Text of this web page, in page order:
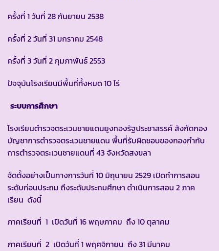
ครั้งที่ 1 วันที่ 28 กันยายน 2538
ครั้งที่ 2 วันที่ 31 มกราคม 2548
ครั้งที่ 3 วันที่ 2 กุมภาพันธ์ 2553
ปัจจุบันโรงเรียนมีพื้นที่ทั้งหมด 10 ไร่
ระบบการศึกษา
โรงเรียนตำรวจตระเวนชายแดนยูงทองรัฐประชาสรรค์ สังกัดกอง
บัญชาการตำรวจตระเวนชายแดน พื้นที่รับผิดชอบของกองกำกับ
การตำรวจตระเวนชายแดนที่ 43 จังหวัดสงขลา
จัดตั้งอย่างเป็นทางการวันที่ 10 มิถุนายน 2529 เปิดทำการสอน
ระดับก่อนประถม ถึงระดับประถมศึกษา ดำเนินการสอน 2 ภาค
เรียน ดังนี้
ภาคเรียนที่ 1 เปิดวันที่ 16 พฤษภาคม ถึง 10 ตุลาคม
ภาคเรียนที่ 2 เปิดวันที่ 1 พฤศจิกายน ถึง 31 มีนาคม